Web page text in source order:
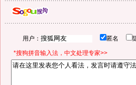
用户： 匿名
*搜狗拼音输入法，中文处理专家>>